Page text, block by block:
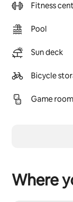
Fitness
Pool
Sun deck
Bicycle
Game room
Where